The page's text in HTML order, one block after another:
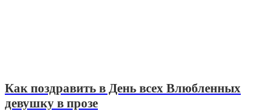
Как поздравить в День всех Влюбленных
девушку в прозе